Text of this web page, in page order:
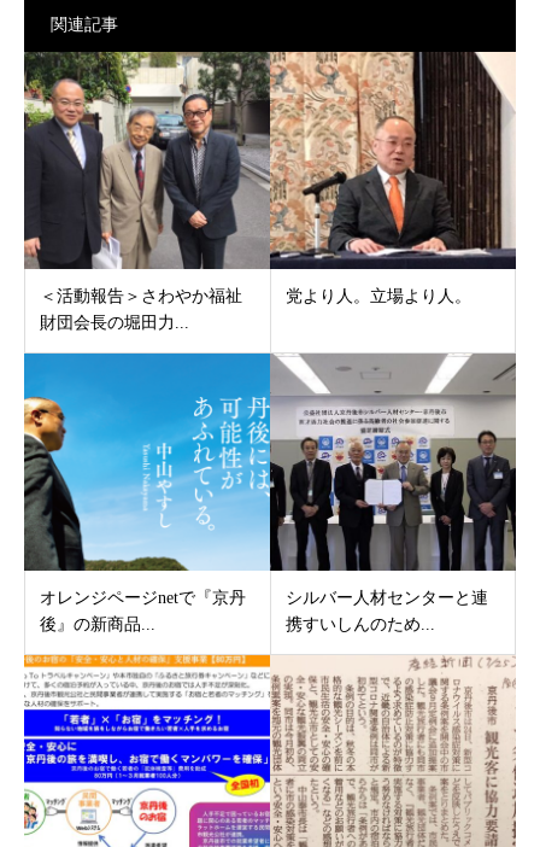
関連記事
＜活動報告＞さわやか福祉
財団会長の堀田力...
党より人。立場より人。
オレンジページnetで『京丹
後』の新商品...
シルバー人材センターと連
携すいしんのため...